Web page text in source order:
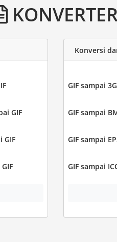
GIF
GIF
Konversi
GIF sampai
GIF sampai
GIF sampai
GIF sampai